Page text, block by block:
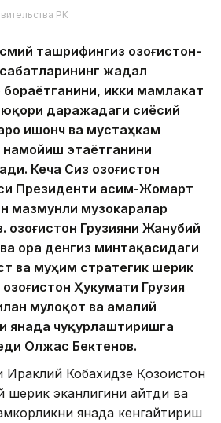
РК
ташрифингиз Қозоғистон-
жадал
икки мамлакат
даражадаги сиёсий
ишонч ва мустаҳкам
этаётганини
Кеча Сиз Қозоғистон
Президенти Қасим-Жомарт
мазмунли музокаралар
Қозоғистон Грузияни Жанубий
Қора денгиз минтақасидаги
ва муҳим стратегик шерик
Ҳукумати Грузия
мулоқот ва амалий
янада чуқурлаштиришга
Олжас Бектенов.
Кобахидзе Қозоғистон
шерик эканлигини айтди ва
янада кенгайтириш